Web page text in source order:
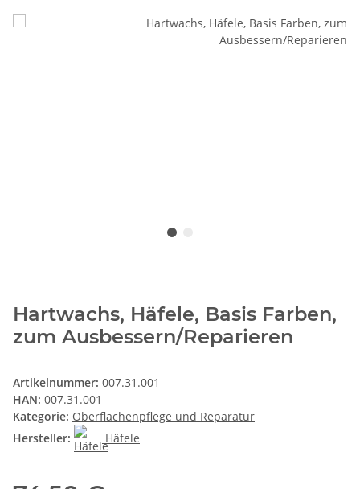
Hartwachs, Häfele, Basis Farben,
zum Ausbessern/Reparieren
Artikelnummer: 007.31.001
HAN: 007.31.001
Kategorie: Oberflächenpflege und Reparatur
Hersteller:
Häfele